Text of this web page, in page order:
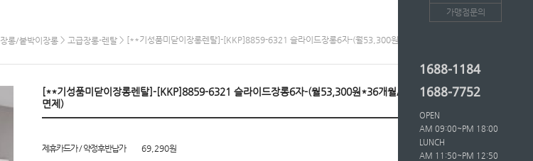
장롱/붙박이장롱 > 고급장롱-렌탈 > [**기성품미닫이장롱렌탈]-[KKP]8859-6321 슬라이드장롱6자-(월53,300원*36개월/등록비면제)
[**기성품미닫이장롱렌탈]-[KKP]8859-6321 슬라이드장롱6자-(월53,300원*36개월/등록비
면제)
제휴카드가 / 약정후반납가 69,290원
가맹점문의
1688-1184
1688-7752
OPEN
AM 09:00~PM 18:00
LUNCH
AM 11:50~PM 12:50